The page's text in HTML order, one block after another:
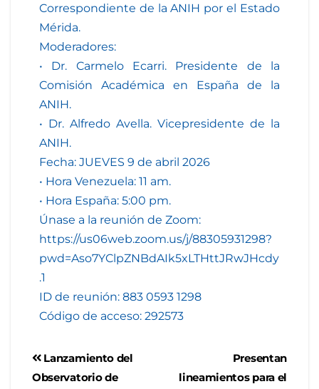
Correspondiente de la ANIH por el Estado
Mérida.
Moderadores:
• Dr. Carmelo Ecarri. Presidente de la
Comisión Académica en España de la
ANIH.
• Dr. Alfredo Avella. Vicepresidente de la
ANIH.
Fecha: JUEVES 9 de abril 2026
• Hora Venezuela: 11 am.
• Hora España: 5:00 pm.
Únase a la reunión de Zoom:
https://us06web.zoom.us/j/88305931298?
pwd=Aso7YClpZNBdAIk5xLTHttJRwJHcdy
.1
ID de reunión: 883 0593 1298
Código de acceso: 292573
Presentan
lineamientos para el
Lanzamiento del
Observatorio de